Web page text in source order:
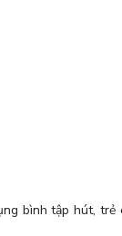
bình tập hút,